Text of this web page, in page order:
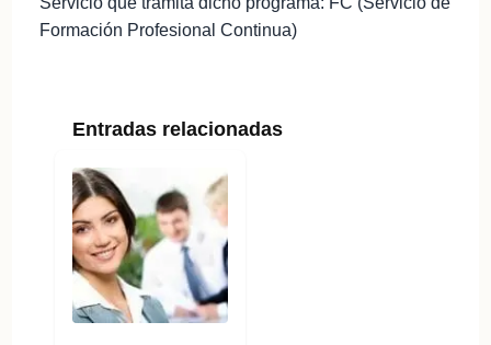
Formación Profesional Continua)
Entradas relacionadas